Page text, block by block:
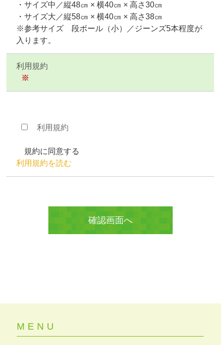
・サイズ中／縦48㎝ × 横40㎝ × 高さ30㎝
・サイズ大／縦58㎝ × 横40㎝ × 高さ38㎝
※参考サイズ 段ボール（小）／ジーンズ5本程度が
入ります。
利用規約
※
利用規約
規約に同意する
利用規約を読む
MENU